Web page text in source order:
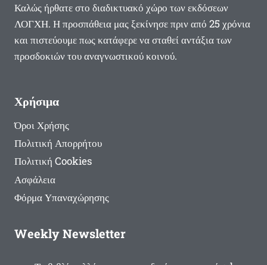
Καλώς ήρθατε στο διαδικτυακό χώρο των εκδόσεων
ΛΟΓΧΗ. Η προσπάθεια μας ξεκίνησε πριν από 25 χρόνια
και πιστεύουμε πως κατάφερε να σταθεί αντάξια των
προσδοκιών του αναγνωστικού κοινού.
Χρήσιμα
Όροι Χρήσης
Πολιτική Απορρήτου
Πολιτική Cookies
Ασφάλεια
Φόρμα Υπαναχώρησης
Weekly Newsletter